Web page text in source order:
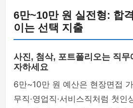
6만~10만 원 실전형: 합
이는 선택 지출
사진, 첨삭, 포트폴리오는 직
자하세요
6만~10만 원 예산은 현장면접
무직·영업직·서비스직처럼 첫인